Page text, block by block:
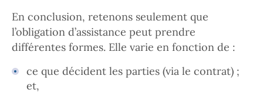
En conclusion, retenons seulement que
l’obligation d’assistance peut prendre
différentes formes. Elle varie en fonction de :
ce que décident les parties (via le contrat) ;
et,